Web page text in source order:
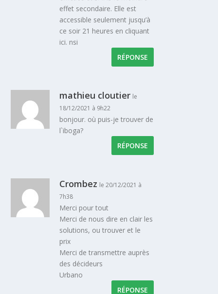
effet secondaire. Elle est
accessible seulement jusqu’à
ce soir 21 heures en cliquant
ici. nsi
RÉPONSE
mathieu cloutier le
18/12/2021 à 9h22
bonjour. où puis-je trouver de
l`iboga?
RÉPONSE
Crombez le 20/12/2021 à
7h38
Merci pour tout
Merci de nous dire en clair les
solutions, ou trouver et le
prix
Merci de transmettre auprès
des décideurs
Urbano
RÉPONSE